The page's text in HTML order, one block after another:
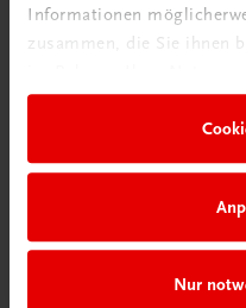
Informationen
zusammen, die Sie ihnen
Nur